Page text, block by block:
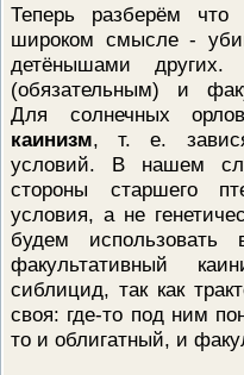
Теперь разберём
широком смысле -
детёнышами
(обязательным) и
Для солнечных
каинизм, т. е.
условий. В нашем
стороны старшего
условия, а не
будем использовать
факультативный
сиблицид, так как
своя: где-то под ним
то и облигатный, и